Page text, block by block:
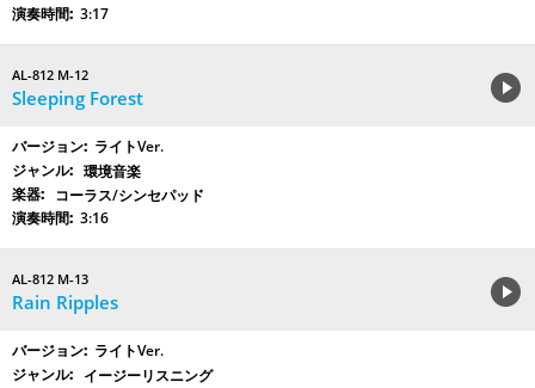
3:17
AL-812 M-12
Sleeping Forest
ライトVer.
環境音楽
コーラス/シンセパッド
3:16
AL-812 M-13
Rain Ripples
ライトVer.
イージーリスニング